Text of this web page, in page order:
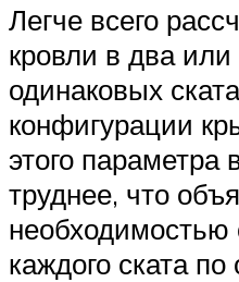
Легче всего
кровли в два
одинаковых
конфигурации
этого параметра
труднее, что
необходимостью
каждого ската по